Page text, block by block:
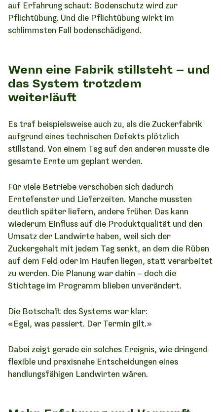
auf Erfahrung schaut: Bodenschutz wird zur
Pflichtübung. Und die Pflichtübung wirkt im
schlimmsten Fall bodenschädigend.
Wenn eine Fabrik stillsteht – und
das System trotzdem
weiterläuft
Es traf beispielsweise auch zu, als die Zuckerfabrik
aufgrund eines technischen Defekts plötzlich
stillstand. Von einem Tag auf den anderen musste die
gesamte Ernte um geplant werden.
Für viele Betriebe verschoben sich dadurch
Erntefenster und Lieferzeiten. Manche mussten
deutlich später liefern, andere früher. Das kann
wiederum Einfluss auf die Produktqualität und den
Umsatz der Landwirte haben, weil sich der
Zuckergehalt mit jedem Tag senkt, an dem die Rüben
auf dem Feld oder im Haufen liegen, statt verarbeitet
zu werden. Die Planung war dahin – doch die
Stichtage im Programm blieben unverändert.
Die Botschaft des Systems war klar:
«Egal, was passiert. Der Termin gilt.»
Dabei zeigt gerade ein solches Ereignis, wie dringend
flexible und praxisnahe Entscheidungen eines
handlungsfähigen Landwirten wären.